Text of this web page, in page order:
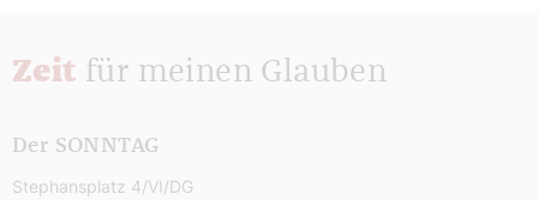
Zeit für meinen Glauben
Der SONNTAG
Stephansplatz 4/VI/DG